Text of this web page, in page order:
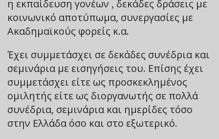
η εκπαίδευση γονέων , δεκάδες δράσεις με
κοινωνικό αποτύπωμα, συνεργασίες με
Ακαδημαϊκούς φορείς κ.α.
Έχει συμμετάσχει σε δεκάδες συνέδρια και
σεμινάρια με εισηγήσεις του. Επίσης έχει
συμμετάσχει είτε ως προσκεκλημένος
ομιλητής είτε ως διοργανωτής σε πολλά
συνέδρια, σεμινάρια και ημερίδες τόσο
στην Ελλάδα όσο και στο εξωτερικό.